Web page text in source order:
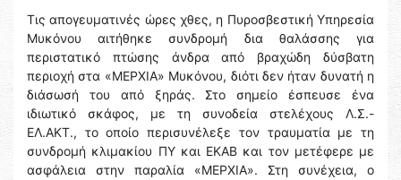
Τις απογευματινές ώρες χθες, η Πυροσβεστική Υπηρεσία
Μυκόνου αιτήθηκε συνδρομή δια θαλάσσης για
περιστατικό πτώσης άνδρα από βραχώδη δύσβατη
περιοχή στα «ΜΕΡΧΙΑ» Μυκόνου, διότι δεν ήταν δυνατή η
διάσωσή του από ξηράς. Στο σημείο έσπευσε ένα
ιδιωτικό σκάφος, με τη συνοδεία στελέχους Λ.Σ.-
ΕΛ.ΑΚΤ., το οποίο περισυνέλεξε τον τραυματία με τη
συνδρομή κλιμακίου ΠΥ και ΕΚΑΒ και τον μετέφερε με
ασφάλεια στην παραλία «ΜΕΡΧΙΑ». Στη συνέχεια, ο